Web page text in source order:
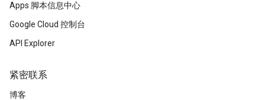
Apps 脚本信息中心
Google Cloud 控制台
API Explorer
紧密联系
博客